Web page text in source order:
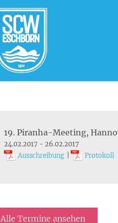
19. Piranha-Meeting,
24.02.2017 - 26.02.2017
Ausschreibung
Protokoll
Alle Termine ansehen